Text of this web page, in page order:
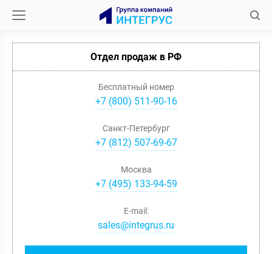
Отдел продаж в РФ
Бесплатный номер
+7 (800) 511-90-16
Санкт-Петербург
+7(812) 507-69-67
Москва
+7(495) 133-94-59
E-mail:
sales@integrus.ru